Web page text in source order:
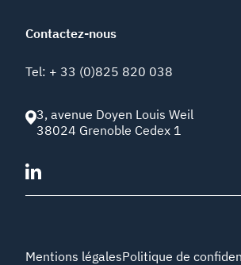
Contactez-nous
Tel: + 33 (0)825 820 038
3, avenue Doyen Louis Weil
38024 Grenoble Cedex 1
Mentions légalesPolitique de